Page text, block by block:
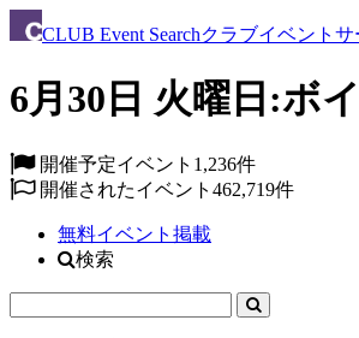
CLUB Event Searchクラブイベントサ
6月30日 火曜日:ボ
開催予定イベント 1,236件
開催されたイベント 462,719件
無料イベント掲載
検索